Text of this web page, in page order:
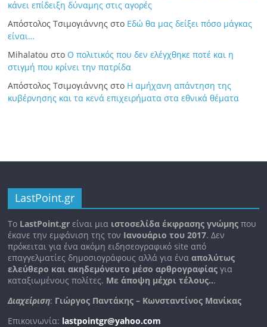
κάνει επίδειξη δύναμης στις αγορές
Απόστολος Τσιμογιάννης στο Εδώ θα μας δείξει πόσο μάγκας
είναι…
Mihalatou στοΟ πολιτικός που δεν ελέγχθηκε ποτέ και η
στιγμή που κρίνει την πατρίδα
Απόστολος Τσιμογιάννης στο Η αμήχανη απάντηση της
κυβέρνησης και τα κενά επιχειρήματα στα εθνικά θέματα
LastPoint.gr
To LastPoint.gr είναι μια ιστοσελίδα έκφρασης γνώμης που
έκανε την εμφάνιση της τον Ιανουάριο του 2017. Δεν
πρόκειται για ένα ακόμη ειδησεογραφικό site από
επαγγελματίες δημοσιογράφους αλλά για ένααπολύτως
ελεύθερο και ακηδεμόνευτο μέσο αρθρογραφίας για
καταξιωμένους πολίτες. Με άποψη μέχρι τέλους...
Διαχείριση: Γιώργος Παντάκης – Κωνσταντίνος Μανίκας
Επικοινωνία: lastpointgr@yahoo.com